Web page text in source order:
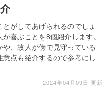
がしてあげられるのでしょ
喜ぶことを8個紹介します。
、故人が傍で見守っている
点も紹介するので参考にし
2024年04月09日 更新